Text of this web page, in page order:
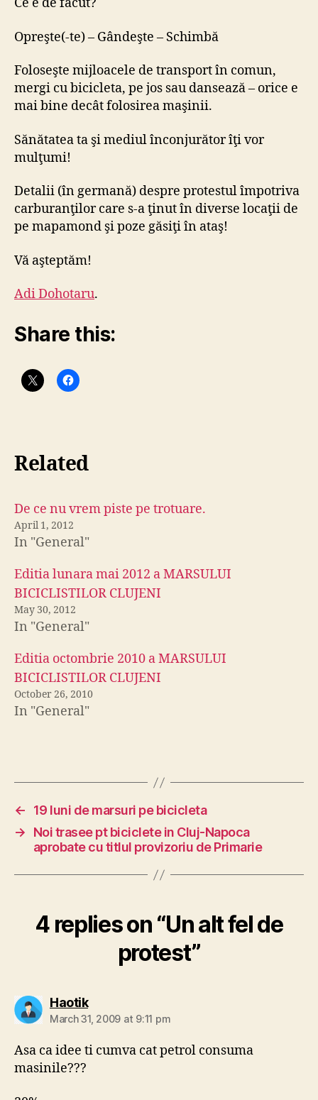
Opreşte(-te) – Gândeşte – Schimbă
Foloseşte mijloacele de transport în comun,
mergi cu bicicleta, pe jos sau dansează – orice e
mai bine decât folosirea maşinii.
Sănătatea ta şi mediul înconjurător îţi vor
mulţumi!
Detalii (în germană) despre protestul împotriva
carburanţilor care s-a ţinut în diverse locaţii de
pe mapamond şi poze găsiţi în ataş!
Vă aşteptăm!
Adi Dohotaru.
Share this:
Related
De ce nu vrem piste pe trotuare.
April 1, 2012
In "General"
Editia lunara mai 2012 a MARSULUI
BICICLISTILOR CLUJENI
May 30, 2012
In "General"
Editia octombrie 2010 a MARSULUI
BICICLISTILOR CLUJENI
October 26, 2010
In "General"
←
19 luni de marsuri pe bicicleta
→
Noi trasee pt biciclete in Cluj-Napoca
aprobate cu titlul provizoriu de Primarie
4 replies on “Un alt fel de
protest”
Haotiksays:
March 31, 2009 at 9:11 pm
Asa ca idee ti cumva cat petrol consuma
masinile???